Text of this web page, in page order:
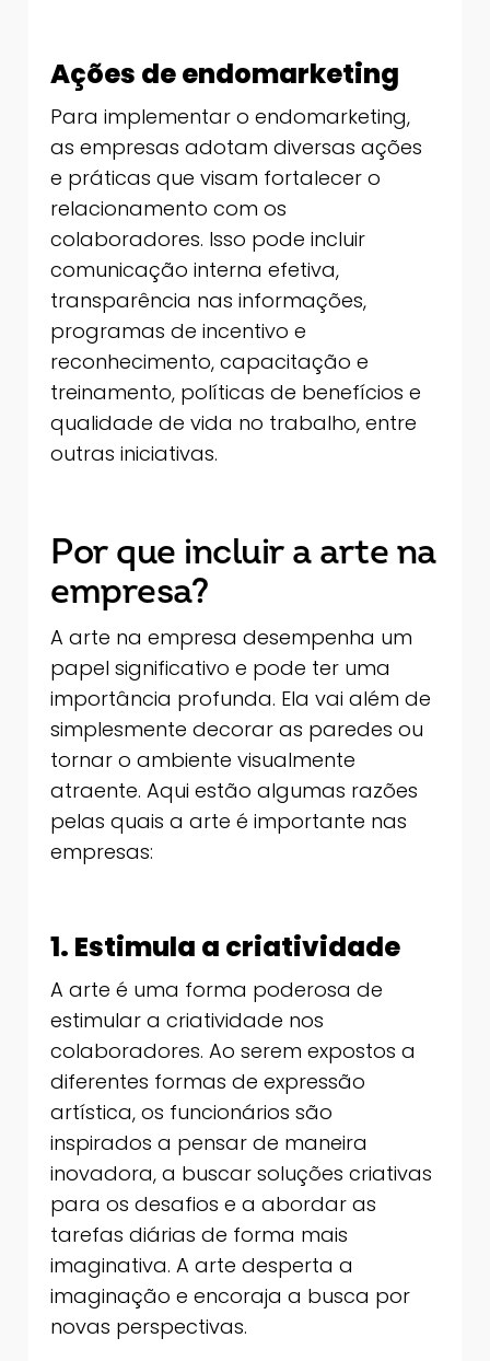
Ações de endomarketing
Para implementar o endomarketing,
as empresas adotam diversas ações
e práticas que visam fortalecer o
relacionamento com os
colaboradores. Isso pode incluir
comunicação interna efetiva,
transparência nas informações,
programas de incentivo e
reconhecimento, capacitação e
treinamento, políticas de benefícios e
qualidade de vida no trabalho, entre
outras iniciativas.
Por que incluir a arte na
empresa?
A arte na empresa desempenha um
papel significativo e pode ter uma
importância profunda. Ela vai além de
simplesmente decorar as paredes ou
tornar o ambiente visualmente
atraente. Aqui estão algumas razões
pelas quais a arte é importante nas
empresas:
1. Estimula a criatividade
A arte é uma forma poderosa de
estimular a criatividade nos
colaboradores. Ao serem expostos a
diferentes formas de expressão
artística, os funcionários são
inspirados a pensar de maneira
inovadora, a buscar soluções criativas
para os desafios e a abordar as
tarefas diárias de forma mais
imaginativa. A arte desperta a
imaginação e encoraja a busca por
novas perspectivas.